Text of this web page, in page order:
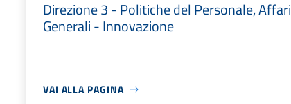
Direzione 3 - Politiche del Personale, Affari
Generali - Innovazione
VAI ALLA PAGINA